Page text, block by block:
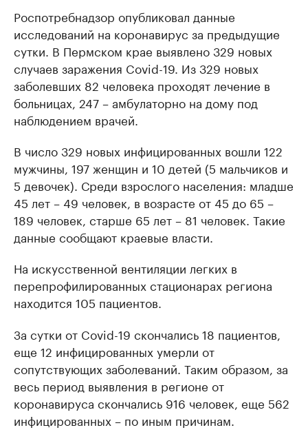
Роспотребнадзор опубликовал данные
исследований на коронавирус за предыдущие
сутки. В Пермском крае выявлено 329 новых
случаев заражения Covid-19. Из 329 новых
заболевших 82 человека проходят лечение в
больницах, 247 – амбулаторно на дому под
наблюдением врачей.
В число 329 новых инфицированных вошли 122
мужчины, 197 женщин и 10 детей (5 мальчиков и
5 девочек). Среди взрослого населения: младше
45 лет – 49 человек, в возрасте от 45 до 65 –
189 человек, старше 65 лет – 81 человек. Такие
данные сообщают краевые власти.
На искусственной вентиляции легких в
перепрофилированных стационарах региона
находится 105 пациентов.
За сутки от Covid-19 скончались 18 пациентов,
еще 12 инфицированных умерли от
сопутствующих заболеваний. Таким образом, за
весь период выявления в регионе от
коронавируса скончались 916 человек, еще 562
инфицированных – по иным причинам.